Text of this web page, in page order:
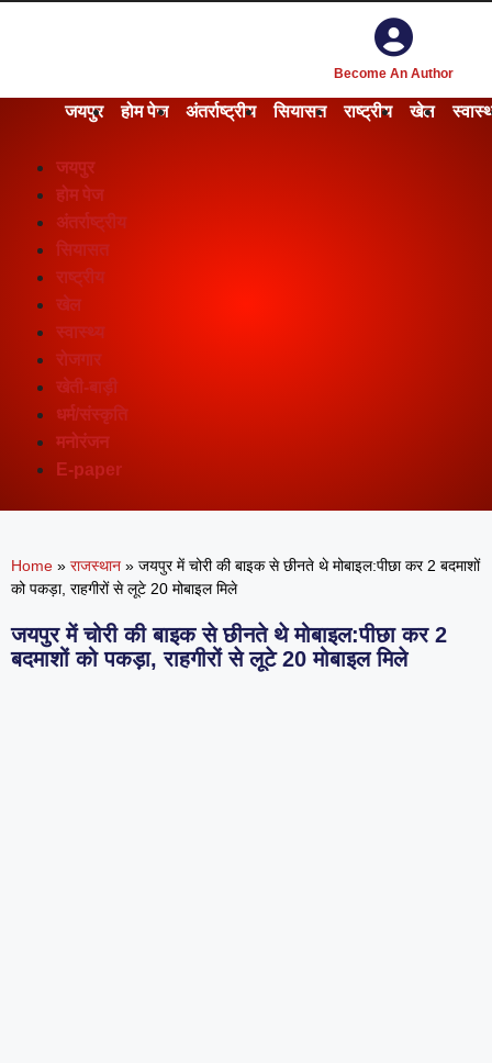
Become An Author
जयपुर होम पेज अंतर्राष्ट्रीय सियासत राष्ट्रीय खेल
जयपुर
होम पेज
अंतर्राष्ट्रीय
सियासत
राष्ट्रीय
खेल
स्वास्थ्य
रोजगार
खेती-बाड़ी
धर्म/संस्कृति
मनोरंजन
E-paper
Home » राजस्थान » जयपुर में चोरी की बाइक से छीनते थे मोबाइल:पीछा कर 2 बदमाशों
को पकड़ा, राहगीरों से लूटे 20 मोबाइल मिले
जयपुर में चोरी की बाइक से छीनते थे मोबाइल:पीछा कर 2
बदमाशों को पकड़ा, राहगीरों से लूटे 20 मोबाइल मिले